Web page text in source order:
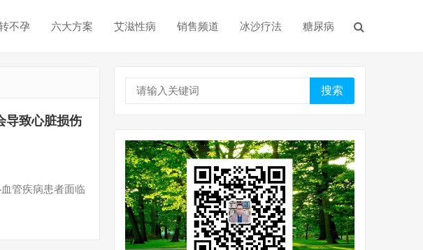
不孕 六大方案 艾滋性病 销售频道 冰沙疗法 糖尿病
导致心脏损伤
管疾病患者面临
搜索